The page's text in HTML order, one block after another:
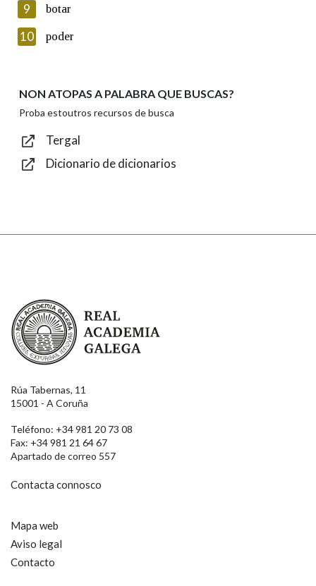
Introduce o código que aparece na imaxe:
Texto de verificación
9 botar
10 poder
NON ATOPAS A PALABRA QUE BUSCAS?
Proba estoutros recursos de busca
Tergal
Dicionario de dicionarios
Real Academia Galega
Rúa Tabernas, 11
15001 - A Coruña
Teléfono: +34 981 20 73 08
Fax: +34 981 21 64 67
Apartado de correo 557
Contacta connosco
Mapa web
Aviso legal
Contacto